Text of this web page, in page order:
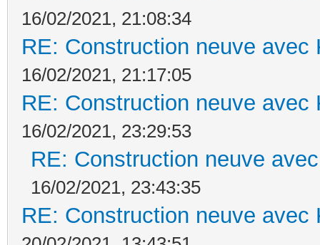
16/02/2021, 21:08:34
RE: Construction neuve avec
16/02/2021, 21:17:05
RE: Construction neuve avec
16/02/2021, 23:29:53
RE: Construction neuve
16/02/2021, 23:43:35
RE: Construction neuve avec